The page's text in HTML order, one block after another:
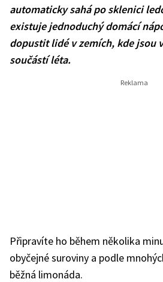
automaticky sahá po sklenici
existuje jednoduchý domácí
dopustit lidé v zemích, kde jsou
součástí léta.
Připravíte ho během několika
obyčejné suroviny a podle
běžná limonáda.